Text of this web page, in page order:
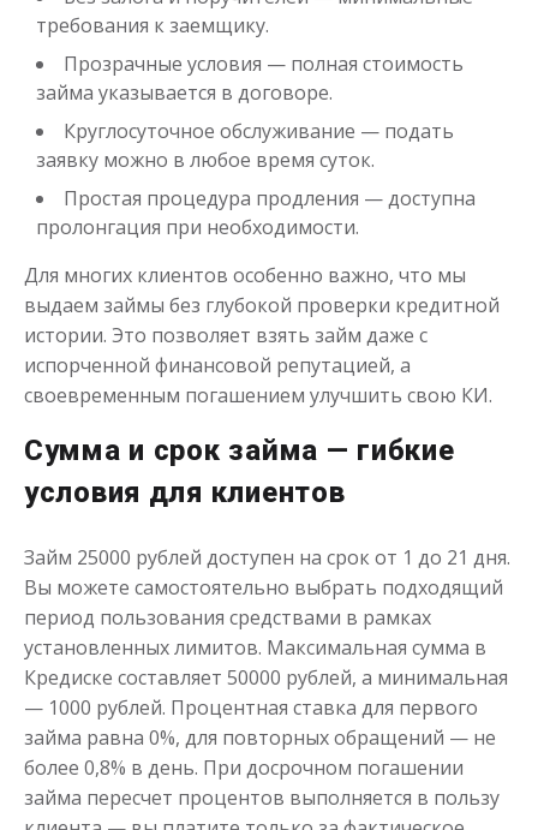
Срок от 1до 21 дня
Получить
Займ 25 000 рублей
Срок от 1 до 21 дня
Получить
Займы круглосуточно с любой
кредитной историей
Сумма до50 000₽
Срок от 1до 21 дня
требования к заемщику.
Прозрачные условия — полная стоимость
займа указывается в договоре.
Круглосуточное обслуживание — подать
заявку можно в любое время суток.
Простая процедура продления — доступна
пролонгация при необходимости.
Для многих клиентов особенно важно, что мы
выдаем займы без глубокой проверки кредитной
истории. Это позволяет взять займ даже с
испорченной финансовой репутацией, а
своевременным погашением улучшить свою КИ.
Сумма и срок займа — гибкие
условия для клиентов
Займ 25000 рублей доступен на срок от 1 до 21 дня.
Вы можете самостоятельно выбрать подходящий
период пользования средствами в рамках
установленных лимитов. Максимальная сумма в
Кредиске составляет 50000 рублей, а минимальная
— 1000 рублей. Процентная ставка для первого
займа равна 0%, для повторных обращений — не
более 0,8% в день. При досрочном погашении
займа пересчет процентов выполняется в пользу